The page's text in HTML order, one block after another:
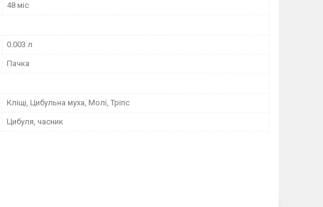
48 міс
0.003 л
Пачка
Кліщі, Цибульна муха, Молі, Тріпс
Цибуля, часник